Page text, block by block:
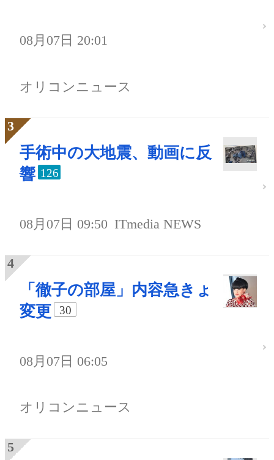
08月07日 20:01
オリコンニュース
手術中の大地震、動画に反
響 126
08月07日 09:50 ITmedia NEWS
「徹子の部屋」内容急きょ
変更
30
08月07日 06:05
オリコンニュース